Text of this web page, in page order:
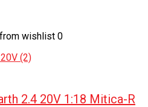
wishlist 0
2.4 20V 1:18 Mitica-R